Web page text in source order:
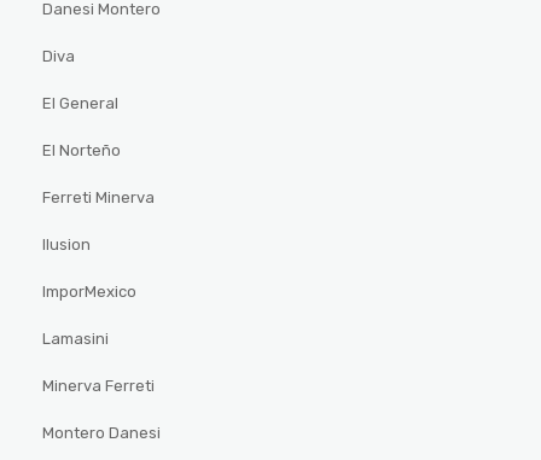
Danesi Montero
Diva
El General
El Norteño
Ferreti Minerva
Ilusion
ImporMexico
Lamasini
Minerva Ferreti
Montero Danesi